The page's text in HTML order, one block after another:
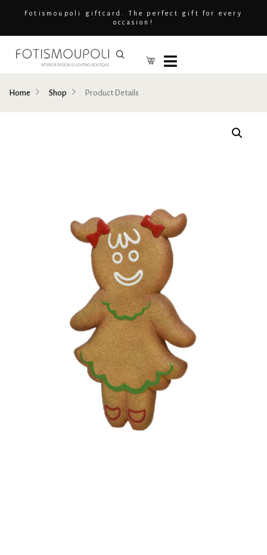
Fotismoupoli giftcard. The perfect gift for every
occasion!
Home Shop Product Details